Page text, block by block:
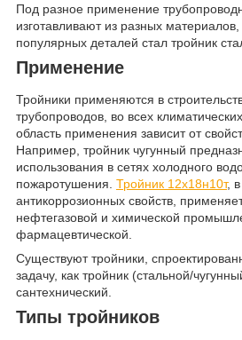
Под разное применение
изготавливают из разных
популярных деталей стал тройник
Применение
Тройники применяются в
трубопроводов, во всех
область применения зависит от
Например, тройник чугунный
использования в сетях холодного
пожаротушения. Тройник 12х18н10т,
антикоррозионных свойств,
нефтегазовой и химической
фармацевтической.
Существуют тройники,
задачу, как тройник (стальной/
сантехнический.
Типы тройников